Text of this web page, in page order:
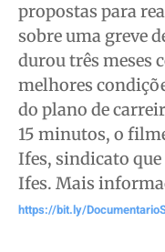
propostas para
sobre uma greve
durou três meses
melhores
do plano de
15 minutos, o
Ifes, sindicato
Ifes. Mais
https://bit.ly/